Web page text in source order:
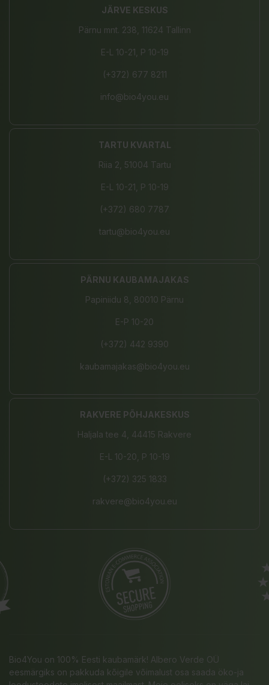
JÄRVE KESKUS
Pärnu mnt. 238, 11624 Tallinn
E-L 10-21, P 10-19
(+372) 677 8211
info@bio4you.eu
TARTU KVARTAL
Riia 2, 51004 Tartu
E-L 10-21, P 10-19
(+372) 680 7787
tartu@bio4you.eu
PÄRNU KAUBAMAJAKAS
Papiniidu 8, 80010 Pärnu
E-P 10-20
(+372) 442 9390
kaubamajakas@bio4you.eu
RAKVERE PÕHJAKESKUS
Haljala tee 4, 44415 Rakvere
E-L 10-20, P 10-19
(+372) 325 1833
rakvere@bio4you.eu
Bio4You on 100% Eesti kaubamärk! Albero Verde OÜ
eesmärgiks on pakkuda kõigile võimalust osa saada öko-ja